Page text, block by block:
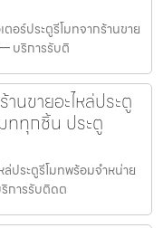
ตอร์ประตูรีโมทจากร้านขาย
บริการรับติ
นขายอะไหล่ประตู
ททุกชิ้น ประตู
ล่ประตูรีโมทพร้อมจำหน่าย
การรับติดต